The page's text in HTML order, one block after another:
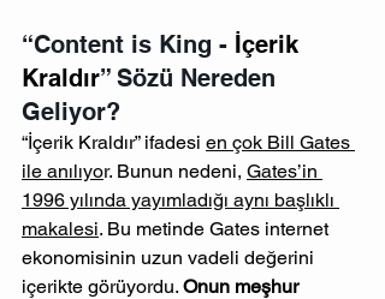
“Content is King - İçerik
Kraldır” Sözü Nereden
Geliyor?
“İçerik Kraldır” ifadesi en çok Bill Gates
ile anılıyor. Bunun nedeni, Gates’in
1996 yılında yayımladığı aynı başlıklı
makalesi. Bu metinde Gates internet
ekonomisinin uzun vadeli değerini
içerikte görüyordu. Onun meşhur